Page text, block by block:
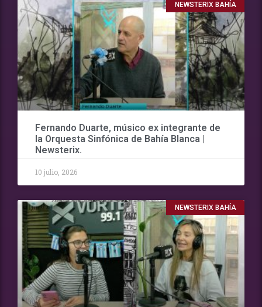
NEWSTERIX BAHÍA
Fernando Duarte, músico ex integrante de
la Orquesta Sinfónica de Bahía Blanca |
Newsterix.
10 julio, 2026
NEWSTERIX BAHÍA